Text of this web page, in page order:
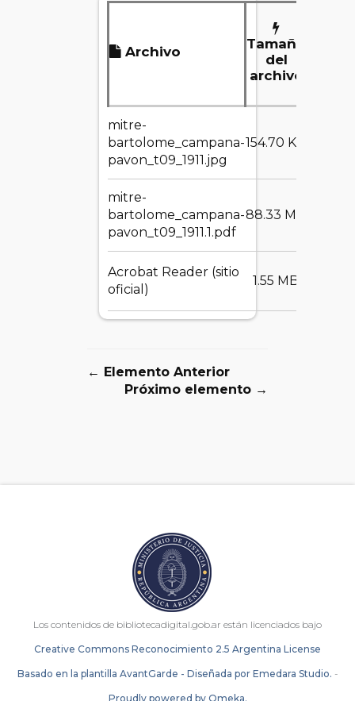
Archivo
Tamaño
del
archivo
mitre-
bartolome_campana-
pavon_t09_1911.jpg
154.70 KB
mitre-
bartolome_campana-
pavon_t09_1911.1.pdf
88.33 MB
Acrobat Reader (sitio
oficial)
1.55 MB
← Elemento Anterior
Próximo elemento →
Los contenidos de bibliotecadigital.gob.ar están licenciados bajo
Creative Commons Reconocimiento 2.5 Argentina License
Basado en la plantilla AvantGarde - Diseñada por Emedara Studio. -
Proudly powered by Omeka.